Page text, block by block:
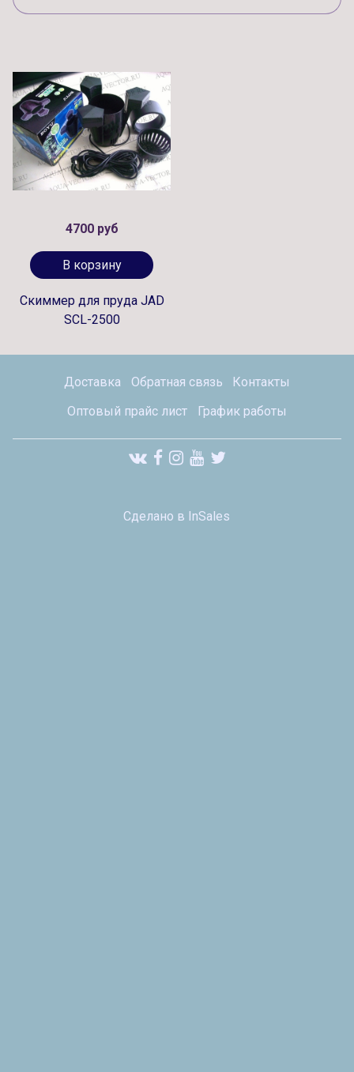
4700 руб
В корзину
Скиммер для пруда JAD
SCL-2500
Доставка Обратная связь
Контакты
Оптовый прайс лист
График работы
Сделано в InSales